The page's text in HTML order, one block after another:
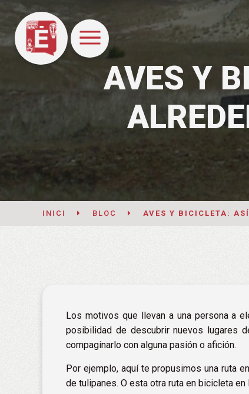
AVES Y
INICI BLOC AVES Y BICICLETA:
Los motivos que llevan a una persona a
posibilidad de descubrir nuevos lugares
compaginarlo con alguna pasión o afición.
Por ejemplo, aquí te propusimosuna ruta
de tulipanes. O esta otra ruta en bicicleta en